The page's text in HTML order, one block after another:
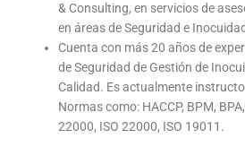
& Consulting, en servicios de
en áreas de Seguridad e
Cuenta con más 20 años de
de Seguridad de Gestión de
Calidad. Es actualmente
Normas como: HACCP, BPM,
22000, ISO 22000, ISO 19011.